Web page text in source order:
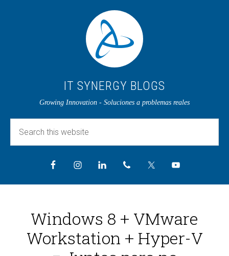
IT SYNERGY BLOGS
Growing Innovation - Soluciones a problemas reales
Windows 8 + VMware
Workstation + Hyper-V